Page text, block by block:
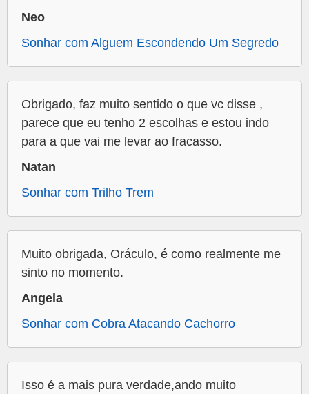
Neo
Sonhar com Alguem Escondendo Um Segredo
Obrigado, faz muito sentido o que vc disse ,
parece que eu tenho 2 escolhas e estou indo
para a que vai me levar ao fracasso.
Natan
Sonhar com Trilho Trem
Muito obrigada, Oráculo, é como realmente me
sinto no momento.
Angela
Sonhar com Cobra Atacando Cachorro
Isso é a mais pura verdade,ando muito